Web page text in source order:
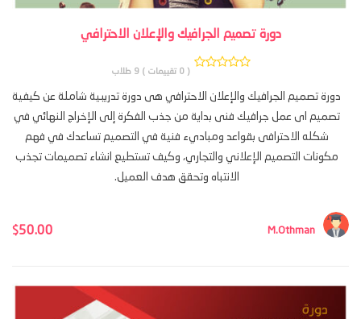
دورة تصميم الجرافيك والإعلان الاحترافي
( 0 تقييمات ) 9 طلاب
دورة تصميم الجرافيك والإعلان الاحترافي هى دورة تدريبية شاملة عن كيفية
تصميم اى عمل جرافيك فنى بداية من جذب الفكرة إلى الإخراج النهائي في
شكله الاحترافى بقواعد ومباديء فنية في التصميم تساعدك في فهم
مكونات التصميم الإعلاني والتجاري، وكيف تستطيع انشاء تصميمات تجذب
الانتباه وتحقق هدف العميل.
$50.00 M.Othman